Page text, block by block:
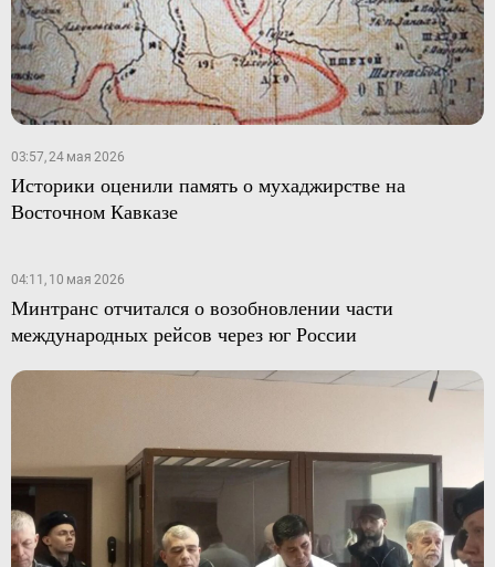
03:57, 24 мая 2026
Историки оценили память о мухаджирстве на
Восточном Кавказе
04:11, 10 мая 2026
Минтранс отчитался о возобновлении части
международных рейсов через юг России